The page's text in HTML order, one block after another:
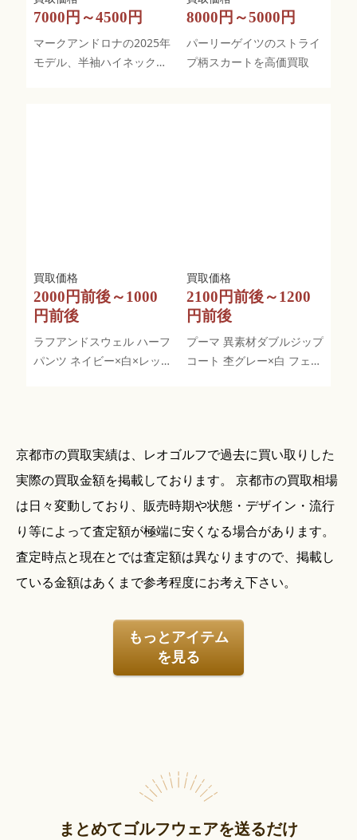
7000円～4500円
マークアンドロナの2025年
モデル、半袖ハイネックシ
8000円～5000円
パーリーゲイツのストライ
プ柄スカートを高価買取
2000円前後～1000
円前後
ラフアンドスウェル ハーフ
パンツ ネイビー×白×レッ
2100円前後～1200
円前後
プーマ 異素材ダブルジップ
コート 杢グレー×白 フェイ
京都市の買取実績は、レオゴルフで過去に買い取りした
実際の買取金額を掲載しております。 京都市の買取相場
は日々変動しており、販売時期や状態・デザイン・流行
り等によって査定額が極端に安くなる場合があります。
査定時点と現在とでは査定額は異なりますので、掲載し
ている金額はあくまで参考程度にお考え下さい。
もっとアイテム
を見る
まとめてゴルフウェアを送るだけ